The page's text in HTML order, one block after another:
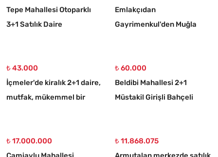
Tepe Mahallesi Otoparklı
3+1 Satılık Daire
Emlakçıdan
Gayrimenkul'den Muğla
₺ 43.000
İçmeler'de kiralık 2+1 daire,
mutfak, mükemmel bir
₺ 60.000
Beldibi Mahallesi 2+1
Müstakil Girişli Bahçeli
₺ 17.000.000
₺ 11.868.075